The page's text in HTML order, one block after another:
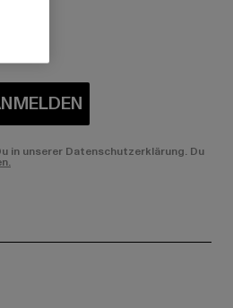
in unserer Datenschutzerklärung. Du